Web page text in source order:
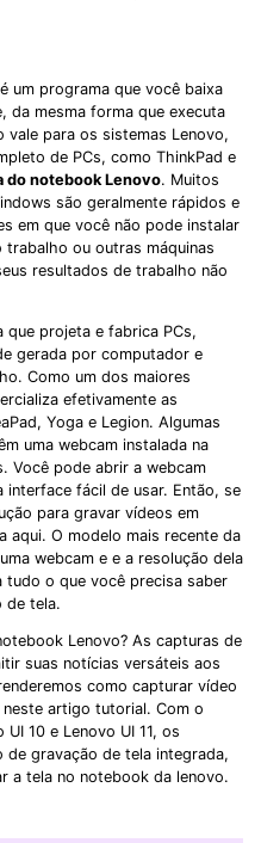
um programa que você baixa
da mesma forma que executa
vale para os sistemas Lenovo,
de PCs, como ThinkPad e
do notebook Lenovo. Muitos
são geralmente rápidos e
em que você não pode instalar
trabalho ou outras máquinas
resultados de trabalho não
que projeta e fabrica PCs,
gerada por computador e
Como um dos maiores
efetivamente as
Yoga e Legion. Algumas
uma webcam instalada na
Você pode abrir a webcam
interface fácil de usar. Então, se
para gravar vídeos em
aqui. O modelo mais recente da
webcam e e a resolução dela
o que você precisa saber
de tela.
Lenovo? As capturas de
suas notícias versáteis aos
como capturar vídeo
artigo tutorial. Com o
10 e Lenovo UI 11, os
de gravação de tela integrada,
a tela no notebook da lenovo.